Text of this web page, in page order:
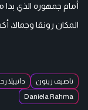
أمام جمهوره الذي
المكان رونقا
ناصيف زيتون دانييلا
Daniela Rahma